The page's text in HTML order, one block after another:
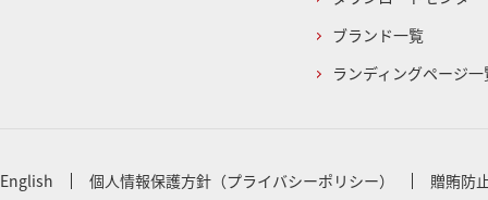
ブランド一覧
ランディングページ一
English 個人情報保護方針（プライバシーポリシー） 贈賄防